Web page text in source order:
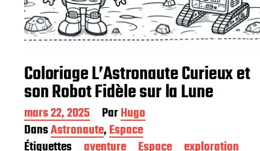
Coloriage L’Astronaute Curieux et
son Robot Fidèle sur la Lune
D
a
t
mars 22, 2025 ParHugo
DansAstronaute,Espace